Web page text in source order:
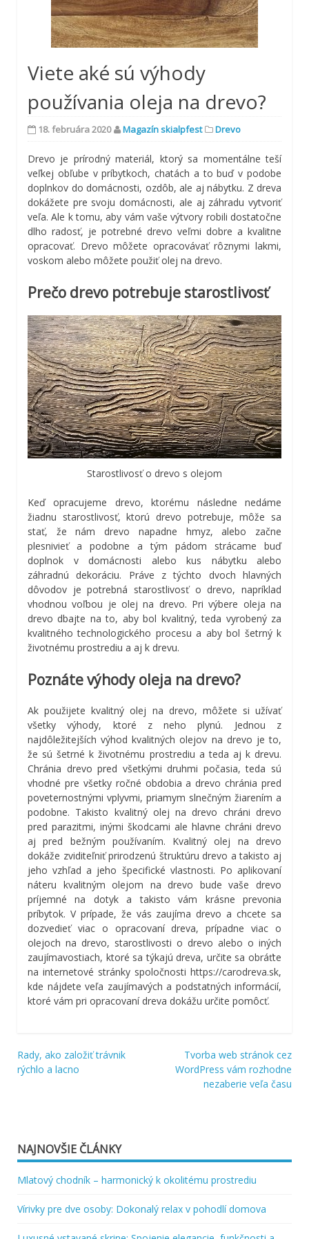
Viete aké sú výhody
používania oleja na drevo?
18. februára 2020 Magazín skialpfest Drevo
Drevo je prírodný materiál, ktorý sa momentálne teší
veľkej obľube v príbytkoch, chatách a to buď v podobe
doplnkov do domácnosti, ozdôb, ale aj nábytku. Z dreva
dokážete pre svoju domácnosti, ale aj záhradu vytvoriť
veľa. Ale k tomu, aby vám vaše výtvory robili dostatočne
dlho radosť, je potrebné drevo veľmi dobre a kvalitne
opracovať. Drevo môžete opracovávať rôznymi lakmi,
voskom alebo môžete použiť olej na drevo.
Prečo drevo potrebuje starostlivosť
Starostlivosť o drevo s olejom
Keď opracujeme drevo, ktorému následne nedáme
žiadnu starostlivosť, ktorú drevo potrebuje, môže sa
stať, že nám drevo napadne hmyz, alebo začne
plesnivieť a podobne a tým pádom strácame buď
doplnok v domácnosti alebo kus nábytku alebo
záhradnú dekoráciu. Práve z týchto dvoch hlavných
dôvodov je potrebná starostlivosť o drevo, napríklad
vhodnou voľbou je olej na drevo. Pri výbere oleja na
drevo dbajte na to, aby bol kvalitný, teda vyrobený za
kvalitného technologického procesu a aby bol šetrný k
životnému prostrediu a aj k drevu.
Poznáte výhody oleja na drevo?
Ak použijete kvalitný olej na drevo, môžete si užívať
všetky výhody, ktoré z neho plynú. Jednou z
najdôležitejších výhod kvalitných olejov na drevo je to,
že sú šetrné k životnému prostrediu a teda aj k drevu.
Chránia drevo pred všetkými druhmi počasia, teda sú
vhodné pre všetky ročné obdobia a drevo chránia pred
poveternostnými vplyvmi, priamym slnečným žiarením a
podobne. Takisto kvalitný olej na drevo chráni drevo
pred parazitmi, inými škodcami ale hlavne chráni drevo
aj pred bežným používaním. Kvalitný olej na drevo
dokáže zviditeľniť prirodzenú štruktúru drevo a takisto aj
jeho vzhľad a jeho špecifické vlastnosti. Po aplikovaní
náteru kvalitným olejom na drevo bude vaše drevo
príjemné na dotyk a takisto vám krásne prevonia
príbytok. V prípade, že vás zaujíma drevo a chcete sa
dozvedieť viac o opracovaní dreva, prípadne viac o
olejoch na drevo, starostlivosti o drevo alebo o iných
zaujímavostiach, ktoré sa týkajú dreva, určite sa obráťte
na internetové stránky spoločnosti https://carodreva.sk,
kde nájdete veľa zaujímavých a podstatných informácií,
ktoré vám pri opracovaní dreva dokážu určite pomôcť.
Navigácia
Rady, ako založiť trávnik
rýchlo a lacno
Tvorba web stránok cez
WordPress vám rozhodne
nezaberie veľa času
NAJNOVŠIE ČLÁNKY
Mlatový chodník – harmonický k okolitému prostrediu
Vírivky pre dve osoby: Dokonalý relax v pohodlí domova